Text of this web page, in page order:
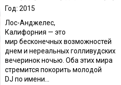
Год: 2015
Лос-Анджелес,
Калифорния — это
мир бесконечных возможностей
днем и нереальных голливудских
вечеринок ночью. Оба этих мира
стремится покорить молодой
DJ по имени...